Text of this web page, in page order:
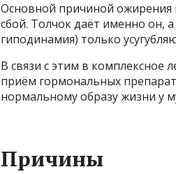
Основной причиной
сбой. Толчок даёт именно он,
гиподинамия) только
В связи с этим в комплексное
приём гормональных
нормальному образу жизни у
Причины